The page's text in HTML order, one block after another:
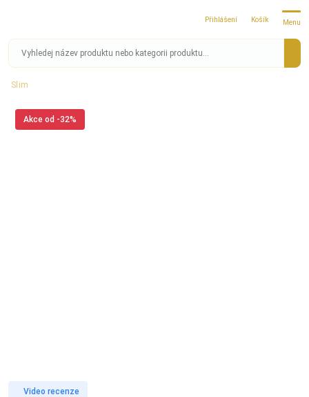
Přihlášení Košík Menu
Slim
Akce od -32%
Video recenze